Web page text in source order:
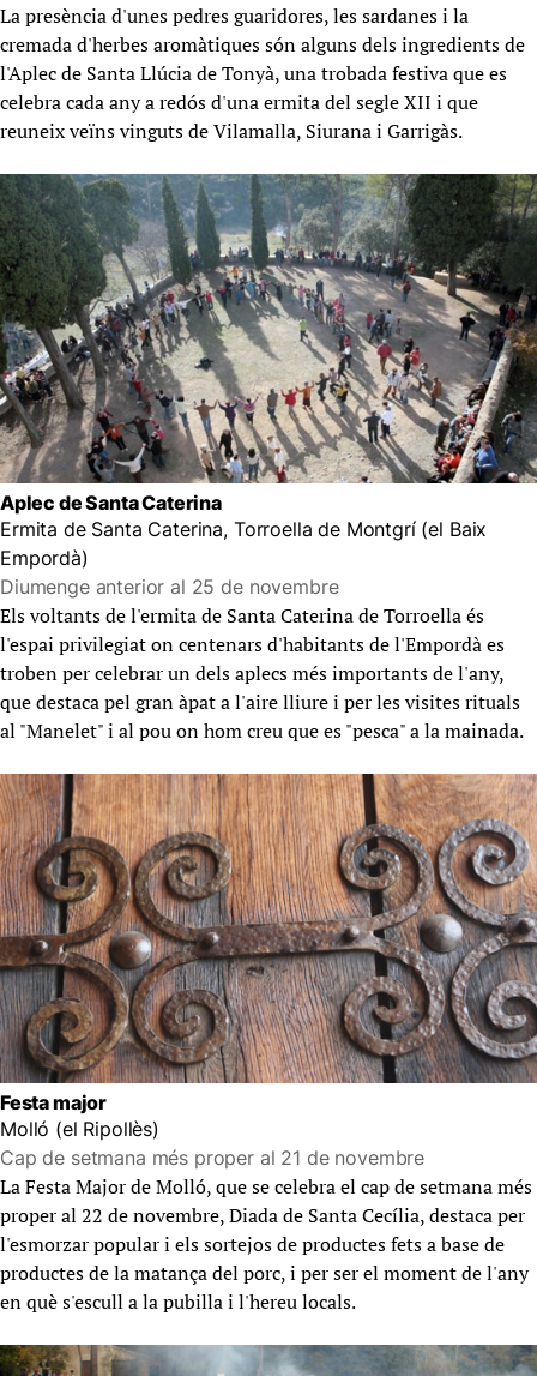
La presència d'unes pedres guaridores, les sardanes i la
cremada d'herbes aromàtiques són alguns dels ingredients de
l'Aplec de Santa Llúcia de Tonyà, una trobada festiva que es
celebra cada any a redós d'una ermita del segle XII i que
reuneix veïns vinguts de Vilamalla, Siurana i Garrigàs.
Aplec de Santa Caterina
Ermita de Santa Caterina, Torroella de Montgrí (el Baix
Empordà)
Diumenge anterior al 25 de novembre
Els voltants de l'ermita de Santa Caterina de Torroella és
l'espai privilegiat on centenars d'habitants de l'Empordà es
troben per celebrar un dels aplecs més importants de l'any,
que destaca pel gran àpat a l'aire lliure i per les visites rituals
al "Manelet" i al pou on hom creu que es "pesca" a la mainada.
Festa major
Molló (el Ripollès)
Cap de setmana més proper al 21 de novembre
La Festa Major de Molló, que se celebra el cap de setmana més
proper al 22 de novembre, Diada de Santa Cecília, destaca per
l'esmorzar popular i els sortejos de productes fets a base de
productes de la matança del porc, i per ser el moment de l'any
en què s'escull a la pubilla i l'hereu locals.